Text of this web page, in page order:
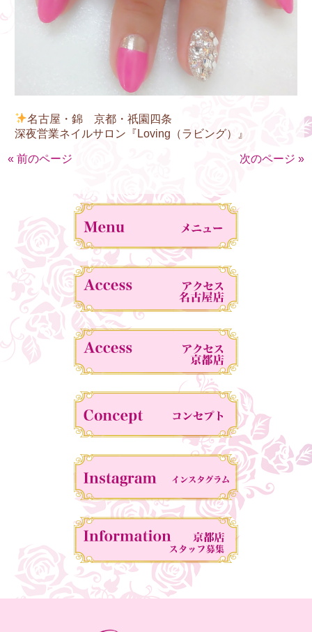
名古屋・錦 京都・祇園四条
深夜営業ネイルサロン『Loving（ラビング）』
« 前のページ 次のページ »